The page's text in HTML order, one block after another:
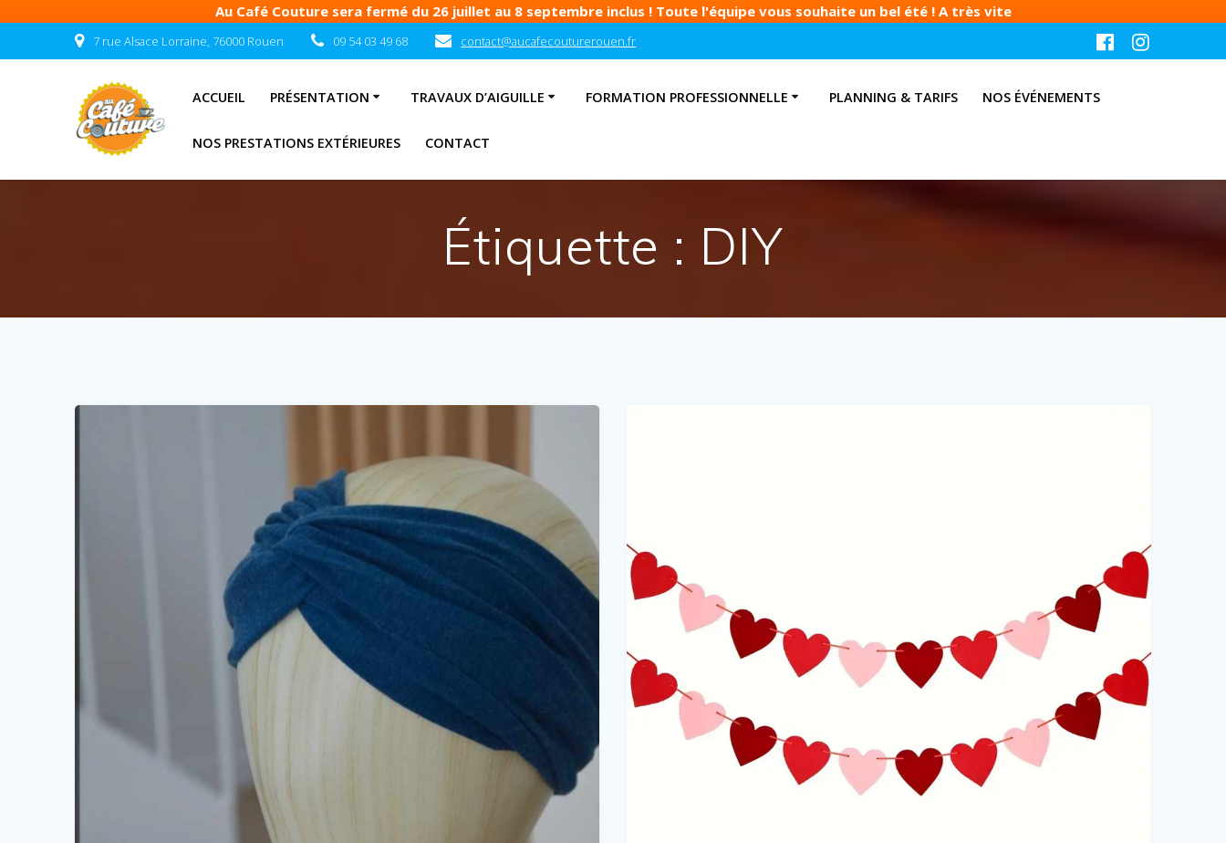
Au Café Couture sera fermé du 26 juillet au 8 septembre inclus ! Toute l'équipe vous souhaite un bel été ! A très vite
au
7 rue Alsace Lorraine, 76000 Rouen 09 54 03 49 68 contact@aucafecouturerouen.fr
ACCUEIL PRÉSENTATION TRAVAUX D’AIGUILLE FORMATION PROFESSIONNELLE PLANNING & TARIFS NOS ÉVÉNEMENTS
NOS PRESTATIONS EXTÉRIEURES CONTACT
Étiquette : DIY